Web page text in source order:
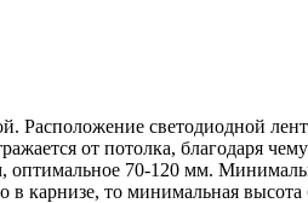
Расположение светодиодной
от потолка, благодаря
оптимальное 70-120 мм.
карнизе, то минимальная